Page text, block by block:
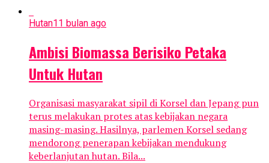
Hutan11 bulan ago
Ambisi Biomassa Berisiko Petaka
Untuk Hutan
Organisasi masyarakat sipil di Korsel dan Jepang pun
terus melakukan protes atas kebijakan negara
masing-masing. Hasilnya, parlemen Korsel sedang
mendorong penerapan kebijakan mendukung
keberlanjutan hutan. Bila...